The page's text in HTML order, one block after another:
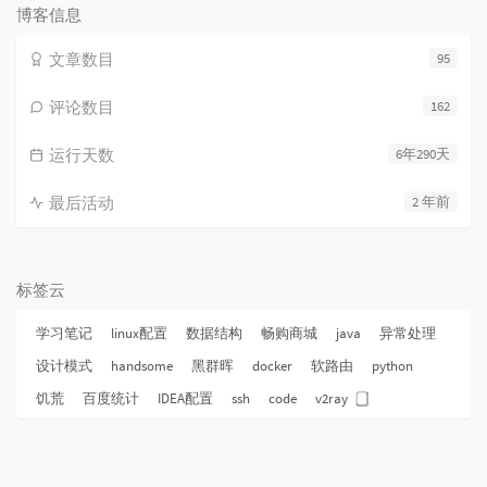
博客信息
95
文章数目
162
评论数目
6年290天
运行天数
2 年前
最后活动
标签云
学习笔记 linux配置 数据结构 畅购商城 java
异常处理
设计模式
handsome 黑群晖 docker 软路由
python
饥荒
百度统计 IDEA配置 ssh code v2ray